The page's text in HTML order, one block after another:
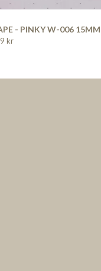
- PINKY W-006 15MM
kr